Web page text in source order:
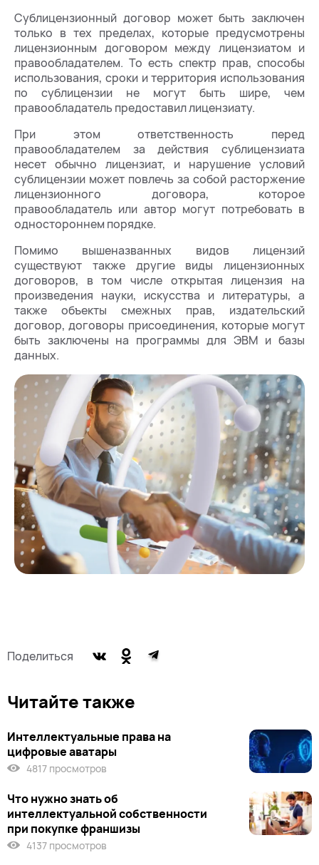
Сублицензионный договор может быть заключен
только в тех пределах, которые предусмотрены
лицензионным договором между лицензиатом и
правообладателем. То есть спектр прав, способы
использования, сроки и территория использования
по сублицензии не могут быть шире, чем
правообладатель предоставил лицензиату.
При этом ответственность перед
правообладателем за действия сублицензиата
несет обычно лицензиат, и нарушение условий
сублицензии может повлечь за собой расторжение
лицензионного договора, которое
правообладатель или автор могут потребовать в
одностороннем порядке.
Помимо вышеназванных видов лицензий
существуют также другие виды лицензионных
договоров, в том числе открытая лицензия на
произведения науки, искусства и литературы, а
также объекты смежных прав, издательский
договор, договоры присоединения, которые могут
быть заключены на программы для ЭВМ и базы
данных.
Поделиться
Читайте также
Интеллектуальные права на
цифровые аватары
4817 просмотров
Что нужно знать об
интеллектуальной собственности
при покупке франшизы
4137 просмотров